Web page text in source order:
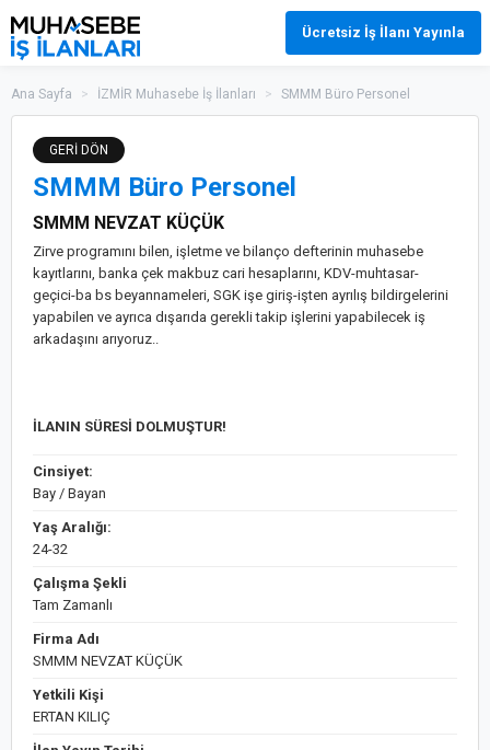
Ücretsiz İş İlanı Yayınla
Ana Sayfa > İZMİR Muhasebe İş İlanları > SMMM Büro Personel
GERİ DÖN
SMMM Büro Personel
SMMM NEVZAT KÜÇÜK
Zirve programını bilen, işletme ve bilanço defterinin muhasebe
kayıtlarını, banka çek makbuz cari hesaplarını, KDV-muhtasar-
geçici-ba bs beyannameleri, SGK işe giriş-işten ayrılış bildirgelerini
yapabilen ve ayrıca dışarıda gerekli takip işlerini yapabilecek iş
arkadaşını arıyoruz..
İLANIN SÜRESİ DOLMUŞTUR!
Cinsiyet:
Bay / Bayan
Yaş Aralığı:
24-32
Çalışma Şekli
Tam Zamanlı
Firma Adı
SMMM NEVZAT KÜÇÜK
Yetkili Kişi
ERTAN KILIÇ